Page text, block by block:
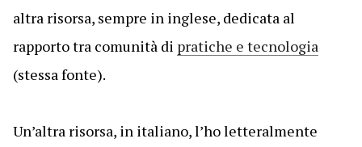
altra risorsa, sempre in inglese, dedicata al
rapporto tra comunità di pratiche e tecnologia
(stessa fonte).
Un’altra risorsa, in italiano, l’ho letteralmente